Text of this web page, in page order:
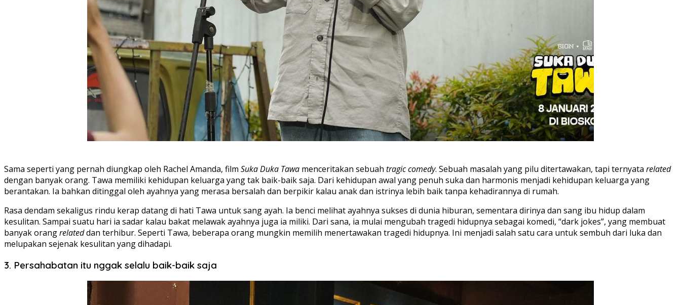
Sama seperti yang pernah diungkap oleh Rachel Amanda, film Suka Duka Tawa menceritakan sebuah tragic comedy. Sebuah masalah yang pilu ditertawakan, tapi ternyata related
dengan banyak orang. Tawa memiliki kehidupan keluarga yang tak baik-baik saja. Dari kehidupan awal yang penuh suka dan harmonis menjadi kehidupan keluarga yang
berantakan. Ia bahkan ditinggal oleh ayahnya yang merasa bersalah dan berpikir kalau anak dan istrinya lebih baik tanpa kehadirannya di rumah.
Rasa dendam sekaligus rindu kerap datang di hati Tawa untuk sang ayah. Ia benci melihat ayahnya sukses di dunia hiburan, sementara dirinya dan sang ibu hidup dalam
kesulitan. Sampai suatu hari ia sadar kalau bakat melawak ayahnya juga ia miliki. Dari sana, ia mulai mengubah tragedi hidupnya sebagai komedi, “dark jokes”, yang membuat
banyak orangrelateddan terhibur. Seperti Tawa, beberapa orang mungkin memilih menertawakan tragedi hidupnya. Ini menjadi salah satu cara untuk sembuh dari luka dan
melupakan sejenak kesulitan yang dihadapi.
3. Persahabatan itu nggak selalu baik-baik saja